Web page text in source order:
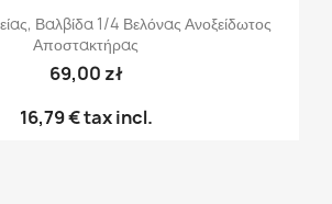
Βαλβίδα 1/4 Βελόνας Ανοξείδωτος
Αποστακτήρας
69,00 zł
16,79 €tax incl.